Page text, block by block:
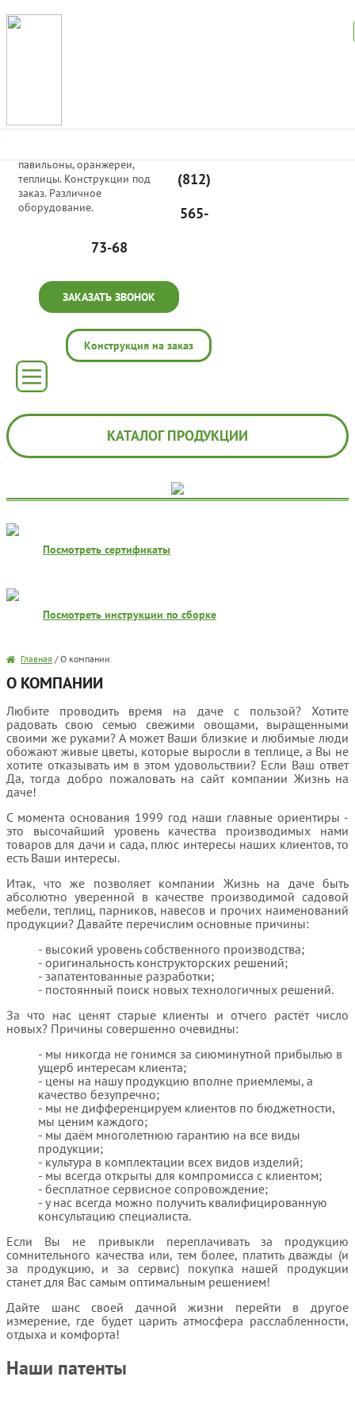
павильоны, оранжереи,
теплицы. Конструкции под
заказ. Различное
оборудование.
(812)
565-
73-68
ЗАКАЗАТЬ ЗВОНОК
Конструкция на заказ
КАТАЛОГ ПРОДУКЦИИ
Посмотреть сертификаты
Посмотреть инструкции по сборке
Главная /О компании
О КОМПАНИИ
Любите проводить время на даче с пользой? Хотите
радовать свою семью свежими овощами, выращенными
своими же руками? А может Ваши близкие и любимые люди
обожают живые цветы, которые выросли в теплице, а Вы не
хотите отказывать им в этом удовольствии? Если Ваш ответ
Да, тогда добро пожаловать на сайт компании Жизнь на
даче!
С момента основания 1999 год наши главные ориентиры -
это высочайший уровень качества производимых нами
товаров для дачи и сада, плюс интересы наших клиентов, то
есть Ваши интересы.
Итак, что же позволяет компании Жизнь на даче быть
абсолютно уверенной в качестве производимой садовой
мебели, теплиц, парников, навесов и прочих наименований
продукции? Давайте перечислим основные причины:
высокий уровень собственного производства;
оригинальность конструкторских решений;
запатентованные разработки;
постоянный поиск новых технологичных решений.
За что нас ценят старые клиенты и отчего растёт число
новых? Причины совершенно очевидны:
мы никогда не гонимся за сиюминутной прибылью в
ущерб интересам клиента;
цены на нашу продукцию вполне приемлемы, а
качество безупречно;
мы не дифференцируем клиентов по бюджетности,
мы ценим каждого;
мы даём многолетнюю гарантию на все виды
продукции;
культура в комплектации всех видов изделий;
мы всегда открыты для компромисса с клиентом;
бесплатное сервисное сопровождение;
у нас всегда можно получить квалифицированную
консультацию специалиста.
Если Вы не привыкли переплачивать за продукцию
сомнительного качества или, тем более, платить дважды (и
за продукцию, и за сервис) покупка нашей продукции
станет для Вас самым оптимальным решением!
Дайте шанс своей дачной жизни перейти в другое
измерение, где будет царить атмосфера расслабленности,
отдыха и комфорта!
Наши патенты